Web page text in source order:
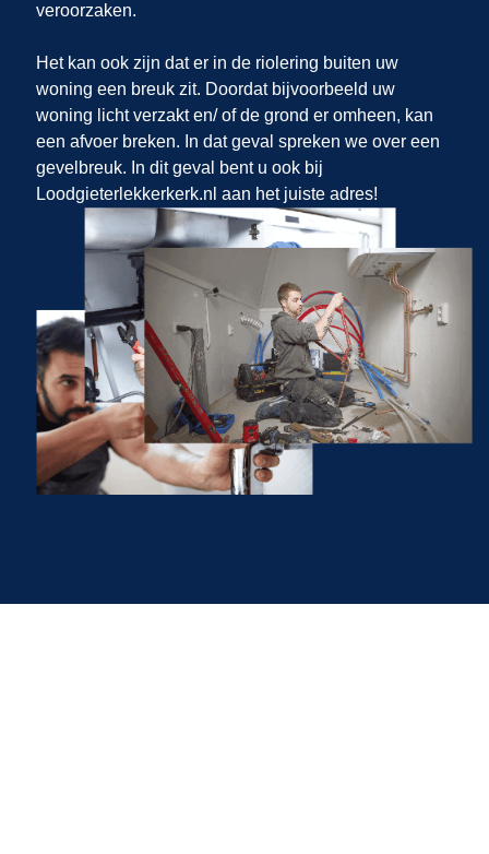
veroorzaken.
Het kan ook zijn dat er in de riolering buiten uw
woning een breuk zit. Doordat bijvoorbeeld uw
woning licht verzakt en/ of de grond er omheen, kan
een afvoer breken. In dat geval spreken we over een
gevelbreuk. In dit geval bent u ook bij
Loodgieterlekkerkerk.nl aan het juiste adres!